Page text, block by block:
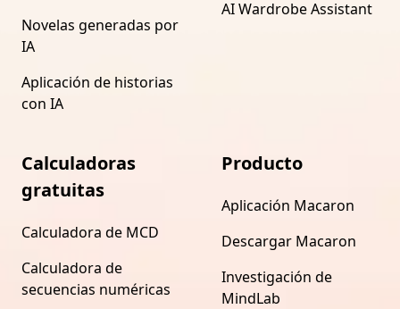
Novelas generadas por
IA
Aplicación de historias
con IA
AI Wardrobe Assistant
Calculadoras
gratuitas
Calculadora de MCD
Calculadora de
secuencias numéricas
Producto
Aplicación Macaron
Descargar Macaron
Investigación de
MindLab